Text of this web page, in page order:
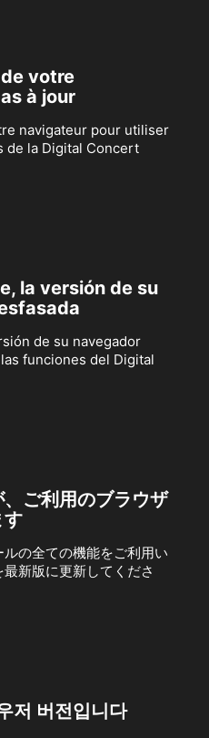
votre
à jour
navigateur pour utiliser
de la Digital Concert
la versión de su
de su navegador
funciones del Digital
ご利用のブラウザ
す
の全ての機能をご利用い
新版に更新してくださ
저 버전입니다